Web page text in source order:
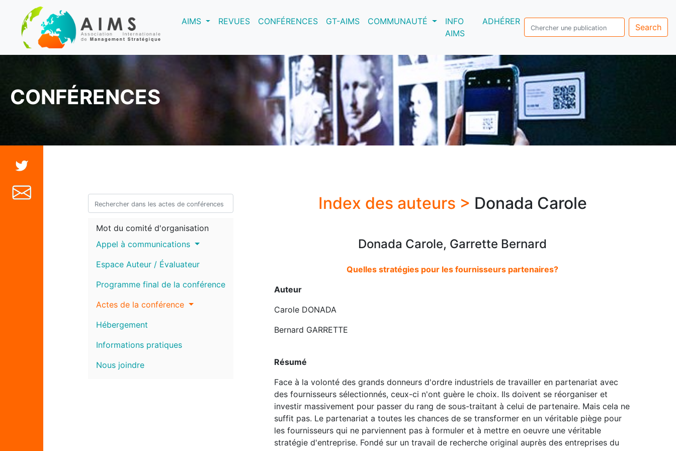
AIMS(current)REVUES CONFÉRENCES GT-AIMS COMMUNAUTÉ
INFO
AIMS
ADHÉRER
Search
CONFÉRENCES
Mot du comité d'organisation
Appel à communications
Espace Auteur / Évaluateur
Programme final de la conférence
Actes de la conférence
Hébergement
Informations pratiques
Nous joindre
Index des auteurs > Donada Carole
Donada Carole, Garrette Bernard
Quelles stratégies pour les fournisseurs partenaires?
Auteur
Carole DONADA
Bernard GARRETTE
Résumé
Face à la volonté des grands donneurs d'ordre industriels de travailler en partenariat avec
des fournisseurs sélectionnés, ceux-ci n'ont guère le choix. Ils doivent se réorganiser et
investir massivement pour passer du rang de sous-traitant à celui de partenaire. Mais cela ne
suffit pas. Le partenariat a toutes les chances de se transformer en un véritable piège pour
les fournisseurs qui ne parviennent pas à formuler et à mettre en oeuvre une véritable
stratégie d'entreprise. Fondé sur un travail de recherche original auprès des entreprises du